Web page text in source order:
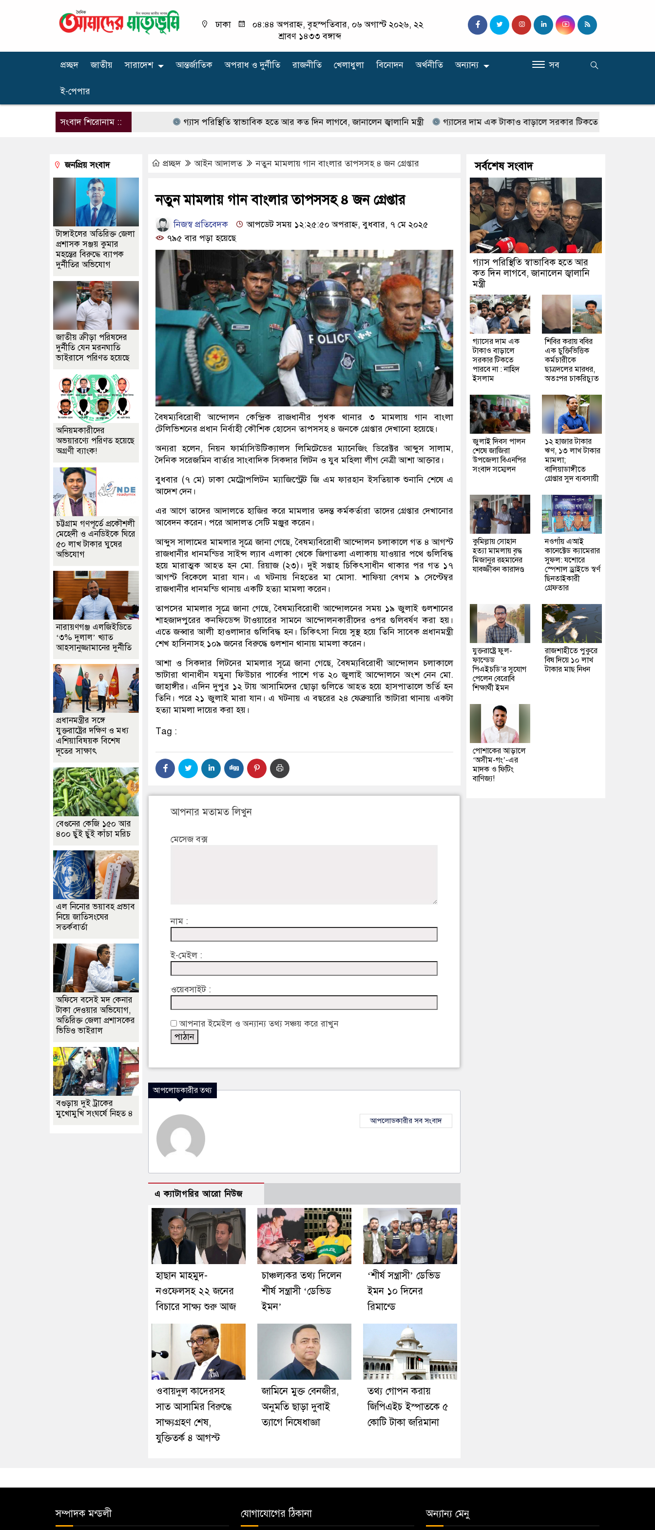
ঢাকা
০৪:৪৪ অপরাহ্ন, বৃহস্পতিবার, ০৬ অগাস্ট ২০২৬, ২২
শ্রাবণ ১৪৩৩ বঙ্গাব্দ
প্রচ্ছদ জাতীয় সারাদেশ আন্তর্জাতিক অপরাধ ‍ও দুর্নীতি রাজনীতি খেলাধুলা বিনোদন অর্থনীতি অন্যান্য
ই-পেপার
সব
সংবাদ শিরোনাম :: গ্যাস পরিস্থিতি স্বাভাবিক হতে আর কত দিন লাগবে, জানালেন জ্বালানি মন্ত্রী গ্যাসের দাম এক টাকাও বাড়ালে সরকার টিকতে পারবে না : নাহিদ ইসলাম
প্রচ্ছদ আইন আদালত নতুন মামলায় গান বাংলার তাপসসহ ৪ জন গ্রেপ্তার
নতুন মামলায় গান বাংলার তাপসসহ ৪ জন গ্রেপ্তার
নিজস্ব প্রতিবেদক
আপডেট সময় ১২:২৫:৫০ অপরাহ্ন, বুধবার, ৭ মে ২০২৫
৭৯৫ বার পড়া হয়েছে
বৈষম্যবিরোধী আন্দোলন কেন্দ্রিক রাজধানীর পৃথক থানার ৩ মামলায় গান বাংলা
টেলিভিশনের প্রধান নির্বাহী কৌশিক হোসেন তাপসসহ ৪ জনকে গ্রেপ্তার দেখানো হয়েছে।
অন্যরা হলেন, নিয়ন ফার্মাসিউটিক্যালস লিমিটেডের ম্যানেজিং ডিরেক্টর আব্দুস সালাম,
দৈনিক সরেজমিন বার্তার সাংবাদিক সিকদার লিটন ও যুব মহিলা লীগ নেত্রী আশা আক্তার।
বুধবার (৭ মে) ঢাকা মেট্রোপলিটন ম্যাজিস্ট্রেট জি এম ফারহান ইসতিয়াক শুনানি শেষে এ
আদেশ দেন।
এর আগে তাদের আদালতে হাজির করে মামলার তদন্ত কর্মকর্তারা তাদের গ্রেপ্তার দেখানোর
আবেদন করেন। পরে আদালত সেটি মঞ্জুর করেন।
আব্দুস সালামের মামলার সূত্রে জানা গেছে, বৈষম্যবিরোধী আন্দোলন চলাকালে গত ৪ আগস্ট
রাজধানীর ধানমন্ডির সাইন্স ল্যাব এলাকা থেকে জিগাতলা এলাকায় যাওয়ার পথে গুলিবিদ্ধ
হয়ে মারাত্মক আহত হন মো. রিয়াজ (২৩)। দুই সপ্তাহ চিকিৎসাধীন থাকার পর গত ১৭
আগস্ট বিকেলে মারা যান। এ ঘটনায় নিহতের মা মোসা. শাফিয়া বেগম ৯ সেপ্টেম্বর
রাজধানীর ধানমন্ডি থানায় একটি হত্যা মামলা করেন।
তাপসের মামলার সূত্রে জানা গেছে, বৈষম্যবিরোধী আন্দোলনের সময় ১৯ জুলাই গুলশানের
শাহজাদপুরের কনফিডেন্স টাওয়ারের সামনে আন্দোলনকারীদের ওপর গুলিবর্ষণ করা হয়।
এতে জব্বার আলী হাওলাদার গুলিবিদ্ধ হন। চিকিৎসা নিয়ে সুস্থ হয়ে তিনি সাবেক প্রধানমন্ত্রী
শেখ হাসিনাসহ ১০৯ জনের বিরুদ্ধে গুলশান থানায় মামলা করেন।
আশা ও সিকদার লিটনের মামলার সূত্রে জানা গেছে, বৈষম্যবিরোধী আন্দোলন চলাকালে
ভাটারা থানাধীন যমুনা ফিউচার পার্কের পাশে গত ২০ জুলাই আন্দোলনে অংশ নেন মো.
জাহাঙ্গীর। এদিন দুপুর ১২ টায় আসামিদের ছোড়া গুলিতে আহত হয়ে হাসপাতালে ভর্তি হন
তিনি। পরে ২১ জুলাই মারা যান। এ ঘটনায় এ বছরের ২৪ ফেব্রুয়ারি ভাটারা থানায় একটা
হত্যা মামলা দায়ের করা হয়।
Tag :
আপনার মতামত লিখুন
মেসেজ বক্স
নাম :
ই-মেইল :
ওয়েবসাইট :
আপনার ইমেইল ও অন্যান্য তথ্য সঞ্চয় করে রাখুন
আপলোডকারীর তথ্য
আপলোডকারীর সব সংবাদ
এ ক্যাটাগরির আরো নিউজ
হাছান মাহমুদ-
নওফেলসহ ২২ জনের
বিচারে সাক্ষ্য শুরু আজ
চাঞ্চল্যকর তথ্য দিলেন
শীর্ষ সন্ত্রাসী ‘ডেভিড
ইমন’
‘শীর্ষ সন্ত্রাসী’ ডেভিড
ইমন ১০ দিনের
রিমান্ডে
ওবায়দুল কাদেরসহ
সাত আসামির বিরুদ্ধে
সাক্ষ্যগ্রহণ শেষ,
যুক্তিতর্ক ৪ আগস্ট
জামিনে মুক্ত বেনজীর,
অনুমতি ছাড়া দুবাই
ত্যাগে নিষেধাজ্ঞা
তথ্য গোপন করায়
জিপিএইচ ইস্পাতকে ৫
কোটি টাকা জরিমানা
জনপ্রিয় সংবাদ
টাঙ্গাইলের অতিরিক্ত জেলা
প্রশাসক সঞ্জয় কুমার
মহন্তের বিরুদ্ধে ব্যাপক
দুর্নীতির অভিযোগ
জাতীয় ক্রীড়া পরিষদের
দুর্নীতি যেন মরনঘাতি
ভাইরাসে পরিণত হয়েছে
অনিয়মকারীদের
অভয়ারণ্যে পরিণত হয়েছে
অগ্রণী ব্যাংক!
চট্টগ্রাম গণপূর্তে প্রকৌশলী
মেহেদী ও এনডিইকে ঘিরে
৫০ লাখ টাকার ঘুষের
অভিযোগ
নারায়ণগঞ্জ এলজিইডিতে
‘৩% দুলাল’ খ্যাত
আহসানুজ্জামানের দুর্নীতি
প্রধানমন্ত্রীর সঙ্গে
যুক্তরাষ্ট্রের দক্ষিণ ও মধ্য
এশিয়াবিষয়ক বিশেষ
দূতের সাক্ষাৎ
বেগুনের কেজি ১৫০ আর
৪০০ ছুঁই ছুঁই কাঁচা মরিচ
এল নিনোর ভয়াবহ প্রভাব
নিয়ে জাতিসংঘের
সতর্কবার্তা
অফিসে বসেই মদ কেনার
টাকা দেওয়ার অভিযোগ,
অতিরিক্ত জেলা প্রশাসকের
ভিডিও ভাইরাল
বগুড়ায় দুই ট্রাকের
মুখোমুখি সংঘর্ষে নিহত ৪
সর্বশেষ সংবাদ
গ্যাস পরিস্থিতি স্বাভাবিক হতে আর
কত দিন লাগবে, জানালেন জ্বালানি
মন্ত্রী
গ্যাসের দাম এক
টাকাও বাড়ালে
সরকার টিকতে
পারবে না : নাহিদ
ইসলাম
শিবির করায় ববির
এক চুক্তিভিত্তিক
কর্মচারীকে
ছাত্রদলের মারধর,
অতঃপর চাকরিচ্যুত
জুলাই দিবস পালন
শেষে জাজিরা
উপজেলা বিএনপির
সংবাদ সম্মেলন
১২ হাজার টাকার
ঋণ, ১৩ লাখ টাকার
মামলা;
বালিয়াডাঙ্গীতে
গ্রেপ্তার সুদ ব্যবসায়ী
কুমিল্লায় সোহান
হত্যা মামলায় বৃদ্ধ
মিজানুর রহমানের
যাবজ্জীবন কারাদণ্ড
নওগাঁয় এআই
কানেক্টেড ক্যামেরার
সুফল: যশোরে
স্পেশাল ড্রাইভে স্বর্ণ
ছিনতাইকারী
গ্রেফতার
যুক্তরাষ্ট্রে ফুল-
ফান্ডেড
পিএইচডি’র সুযোগ
পেলেন বেরোবি
শিক্ষার্থী ইমন
রাজশাহীতে পুকুরে
বিষ দিয়ে ১০ লাখ
টাকার মাছ নিধন
পোশাকের আড়ালে
‘অসীম-গং’-এর
মাদক ও ফিটিং
বাণিজ্য!
সম্পাদক মন্ডলী যোগাযোগের ঠিকানা অন্যান্য মেনু